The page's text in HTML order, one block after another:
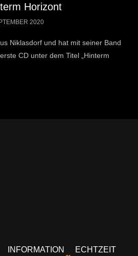
Horizont
2020
Niklasdorf und hat mit seiner Band
CD unter dem Titel „Hinterm
INFORMATION ECHTZEIT